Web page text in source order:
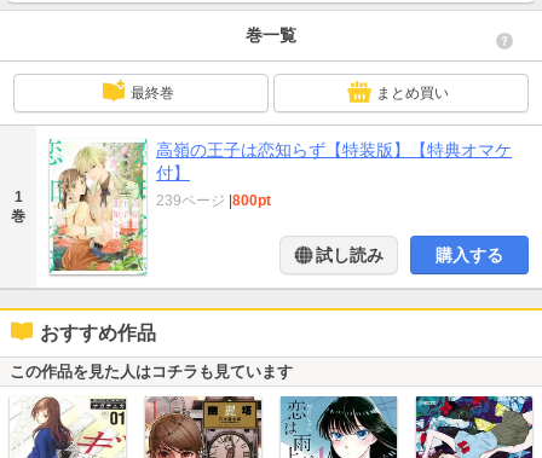
巻一覧
最終巻 まとめ買い
1
巻
高嶺の王子は恋知らず【特装版】【特典オマケ
付】
239ページ |800pt
試し読み 購入する
おすすめ作品
この作品を見た人はコチラも見ています